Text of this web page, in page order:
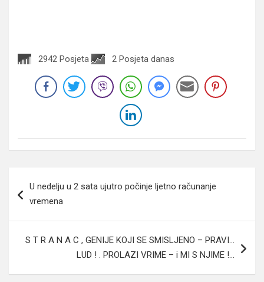
2942 Posjeta 2 Posjeta danas
članaka
U nedelju u 2 sata ujutro počinje ljetno računanje
vremena
S T R A N A C , GENIJE KOJI SE SMISLJENO – PRAVI…
LUD ! . PROLAZI VRIME – i MI S NJIME !…